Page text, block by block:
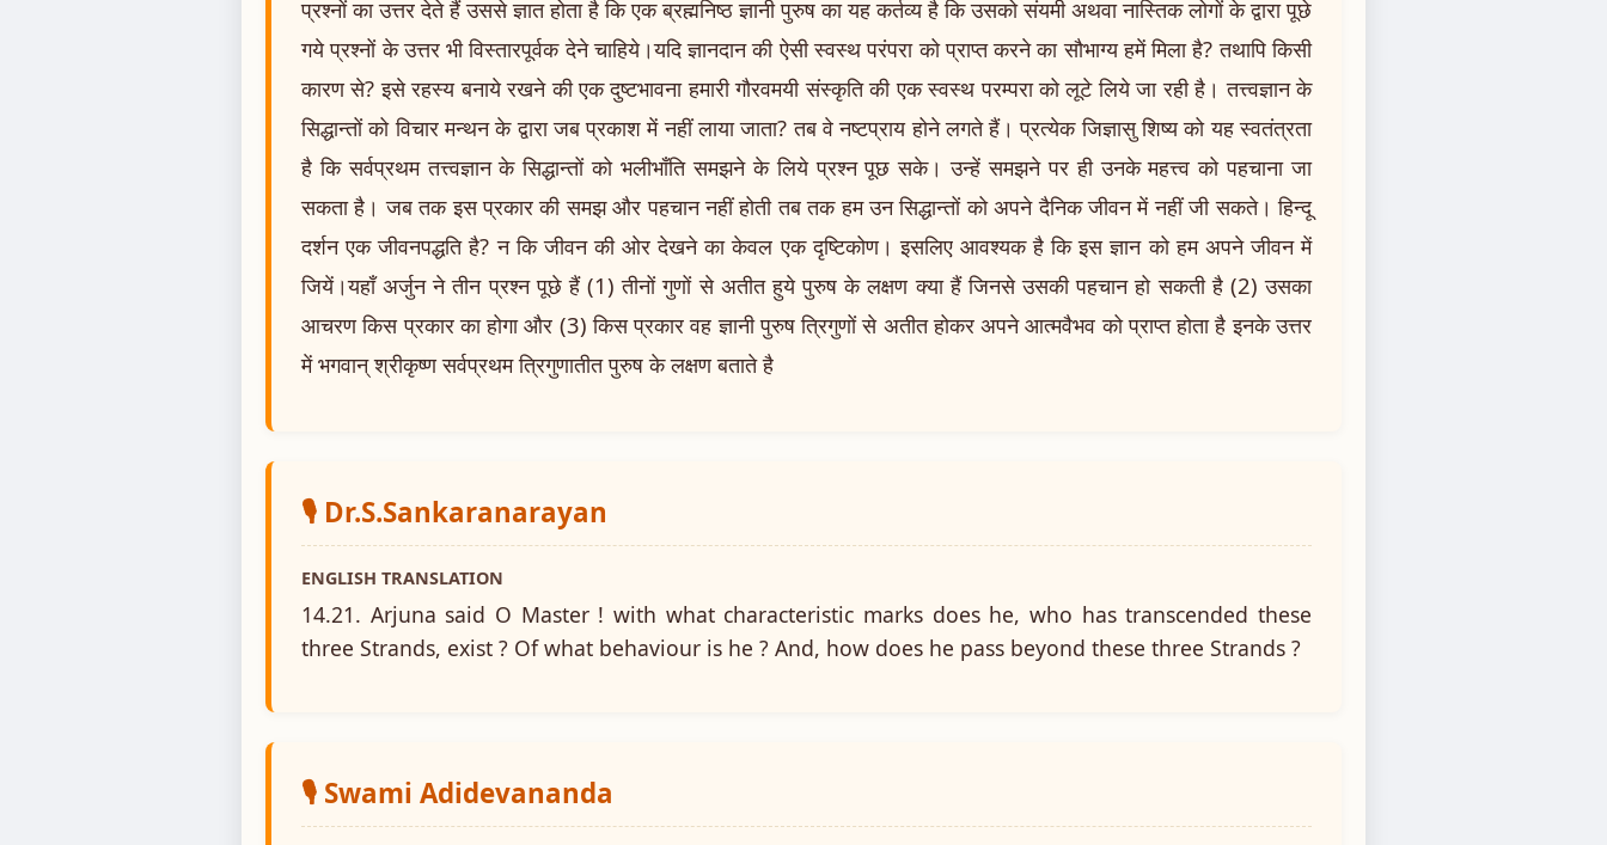
प्रश्नों का उत्तर देते हैं उससे ज्ञात होता है कि एक ब्रह्मनिष्ठ ज्ञानी पुरुष का यह कर्तव्य है कि उसको संयमी अथवा नास्तिक लोगों के द्वारा पूछे
गये प्रश्नों के उत्तर भी विस्तारपूर्वक देने चाहिये।यदि ज्ञानदान की ऐसी स्वस्थ परंपरा को प्राप्त करने का सौभाग्य हमें मिला है? तथापि किसी
कारण से? इसे रहस्य बनाये रखने की एक दुष्टभावना हमारी गौरवमयी संस्कृति की एक स्वस्थ परम्परा को लूटे लिये जा रही है। तत्त्वज्ञान के
सिद्धान्तों को विचार मन्थन के द्वारा जब प्रकाश में नहीं लाया जाता? तब वे नष्टप्राय होने लगते हैं। प्रत्येक जिज्ञासु शिष्य को यह स्वतंत्रता
है कि सर्वप्रथम तत्त्वज्ञान के सिद्धान्तों को भलीभाँति समझने के लिये प्रश्न पूछ सके। उन्हें समझने पर ही उनके महत्त्व को पहचाना जा
सकता है। जब तक इस प्रकार की समझ और पहचान नहीं होती तब तक हम उन सिद्धान्तों को अपने दैनिक जीवन में नहीं जी सकते। हिन्दू
दर्शन एक जीवनपद्धति है? न कि जीवन की ओर देखने का केवल एक दृष्टिकोण। इसलिए आवश्यक है कि इस ज्ञान को हम अपने जीवन में
जियें।यहाँ अर्जुन ने तीन प्रश्न पूछे हैं (1) तीनों गुणों से अतीत हुये पुरुष के लक्षण क्या हैं जिनसे उसकी पहचान हो सकती है (2) उसका
आचरण किस प्रकार का होगा और (3) किस प्रकार वह ज्ञानी पुरुष त्रिगुणों से अतीत होकर अपने आत्मवैभव को प्राप्त होता है इनके उत्तर
में भगवान् श्रीकृष्ण सर्वप्रथम त्रिगुणातीत पुरुष के लक्षण बताते है
🎙️ Dr.S.Sankaranarayan
ENGLISH TRANSLATION
14.21. Arjuna said O Master ! with what characteristic marks does he, who has transcended these
three Strands, exist ? Of what behaviour is he ? And, how does he pass beyond these three Strands ?
🎙️ Swami Adidevananda